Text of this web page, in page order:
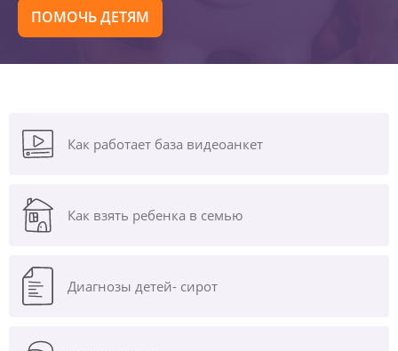
ПОМОЧЬ ДЕТЯМ
Как работает база видеоанкет
Как взять ребенка в семью
Диагнозы детей- сирот